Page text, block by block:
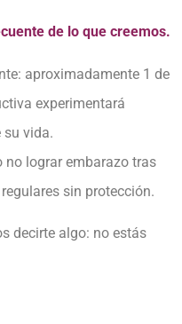
de lo que creemos.
aproximadamente 1 de
experimentará
vida.
lograr embarazo tras
sin protección.
decirte algo: no estás